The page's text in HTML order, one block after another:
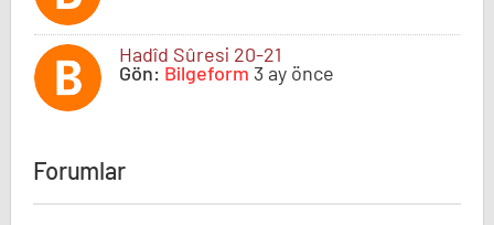
Hadîd Sûresi 20-21
Gön: Bilgeform 3 ay önce
Forumlar